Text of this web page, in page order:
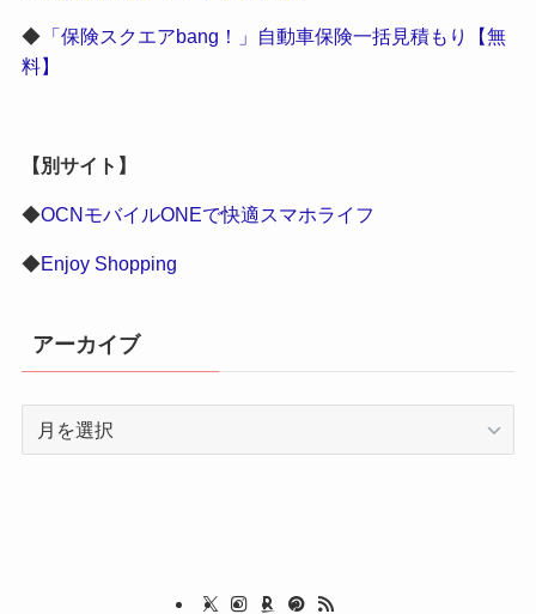
◆ 「保険スクエアbang！」自動車保険一括見積もり【無
料】
【別サイト】
◆OCNモバイルONEで快適スマホライフ
◆Enjoy Shopping
アーカイブ